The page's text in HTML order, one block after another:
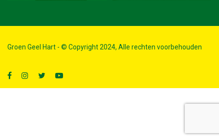
Groen Geel Hart - © Copyright 2024, Alle rechten voorbehouden